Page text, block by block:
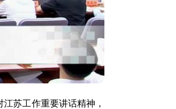
苏工作重要讲话精神，